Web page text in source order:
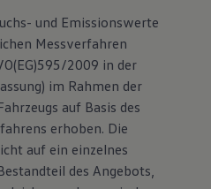
und Emissionswerte
Messverfahren
2009 in der
im Rahmen der
auf Basis des
erhoben. Die
auf ein einzelnes
des Angebots,